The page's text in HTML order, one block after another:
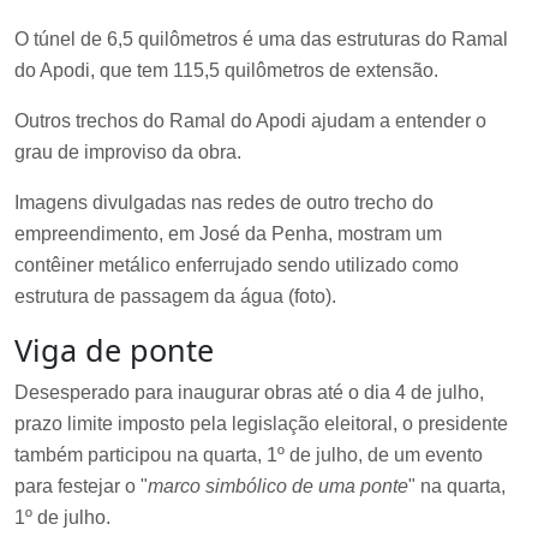
O túnel de 6,5 quilômetros é uma das estruturas do Ramal
do Apodi, que tem 115,5 quilômetros de extensão.
Outros trechos do Ramal do Apodi ajudam a entender o
grau de improviso da obra.
Imagens divulgadas nas redes de outro trecho do
empreendimento, em José da Penha, mostram um
contêiner metálico enferrujado sendo utilizado como
estrutura de passagem da água (foto).
Viga de ponte
Desesperado para inaugurar obras até o dia 4 de julho,
prazo limite imposto pela legislação eleitoral, o presidente
também participou na quarta, 1º de julho, de um evento
para festejar o "marco simbólico de uma ponte" na quarta,
1º de julho.